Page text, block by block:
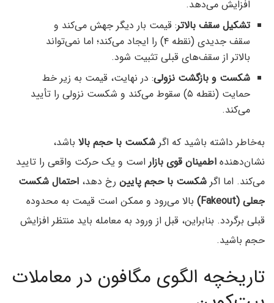
افزایش می‌دهد.
تشکیل سقف بالاتر: قیمت بار دیگر جهش می‌کند و
سقف جدیدی (نقطه ۴) را ایجاد می‌کند؛ اما نمی‌تواند
بالاتر از سقف‌های قبلی تثبیت شود.
شکست و بازگشت نزولی: در نهایت، قیمت به زیر خط
حمایت (نقطه ۵) سقوط می‌کند و شکست نزولی را تأیید
می‌کند.
به‌خاطر داشته باشید که اگر شکست با حجم بالا باشد،
نشان‌دهنده اطمینان قوی بازاراست و یک حرکت واقعی را تایید
می‌کند. اما اگر شکست با حجم پایین رخ دهد، احتمال شکست
جعلی (Fakeout)
بالا می‌رود و ممکن است قیمت به محدوده
قبلی برگردد. بنابراین، قبل از ورود به معامله باید منتظر افزایش
حجم باشید.
تاریخچه الگوی مگافون در معاملات